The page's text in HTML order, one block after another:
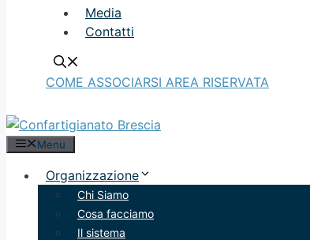
Media
Contatti
COME ASSOCIARSI AREA RISERVATA
Menu
Organizzazione
Chi Siamo
Cosa facciamo
Il sistema